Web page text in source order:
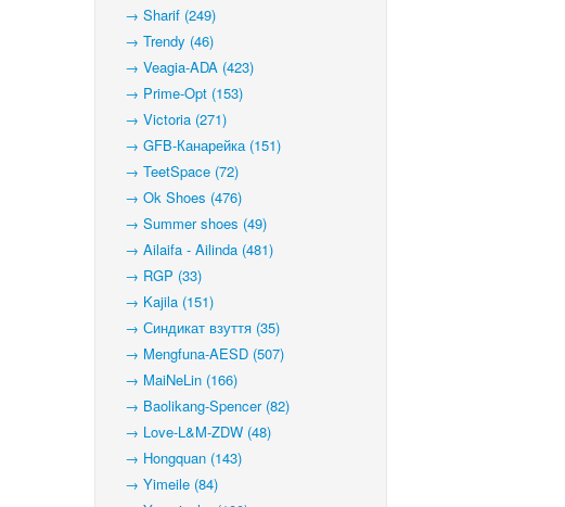
→ Sharif (249)
→ Trendy (46)
→ Veagia-ADA (423)
→ Prime-Opt (153)
→ Victoria (271)
→ GFB-Канарейка (151)
→ TeetSpace (72)
→ Ok Shoes (476)
→ Summer shoes (49)
→ Ailaifa - Ailinda (481)
→ RGP (33)
→ Kajila (151)
→ Синдикат взуття (35)
→ Mengfuna-AESD (507)
→ MaiNeLin (166)
→ Baolikang-Spencer (82)
→ Love-L&M-ZDW (48)
→ Hongquan (143)
→ Yimeile (84)